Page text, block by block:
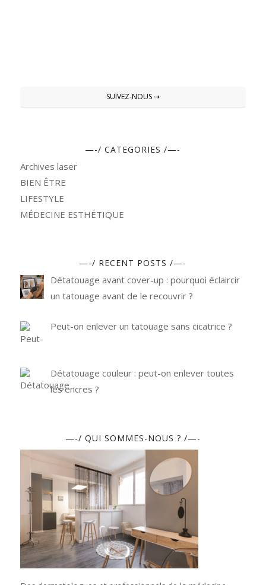
SUIVEZ-NOUS ⇢
—-/ CATEGORIES /—-
Archives laser
BIEN ÊTRE
LIFESTYLE
MÉDECINE ESTHÉTIQUE
—-/ RECENT POSTS /—-
Détatouage avant cover-up : pourquoi éclaircir
un tatouage avant de le recouvrir ?
Peut-on enlever un tatouage sans cicatrice ?
Détatouage couleur : peut-on enlever toutes
les encres ?
—-/ QUI SOMMES-NOUS ? /—-